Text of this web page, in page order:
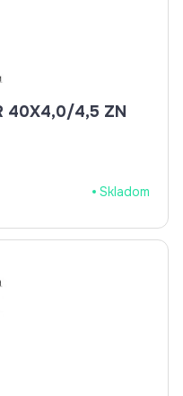
KLINCE KONVEX ANKER 40X4,0/4,5 ZN
Skladom